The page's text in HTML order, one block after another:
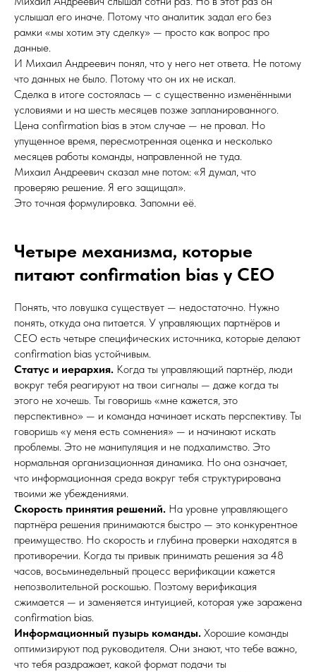
услышал его иначе. Потому что аналитик задал его без
рамки «мы хотим эту сделку» — просто как вопрос про
данные.
И Михаил Андреевич понял, что у него нет ответа. Не потому
что данных не было. Потому что он их не искал.
Сделка в итоге состоялась — с существенно изменёнными
условиями и на шесть месяцев позже запланированного.
Цена confirmation bias в этом случае — не провал. Но
упущенное время, пересмотренная оценка и несколько
месяцев работы команды, направленной не туда.
Михаил Андреевич сказал мне потом: «Я думал, что
проверяю решение. Я его защищал».
Это точная формулировка. Запомни её.
Четыре механизма, которые
питают confirmation bias у CEO
Понять, что ловушка существует — недостаточно. Нужно
понять, откуда она питается. У управляющих партнёров и
CEO есть четыре специфических источника, которые делают
confirmation bias устойчивым.
Статус и иерархия. Когда ты управляющий партнёр, люди
вокруг тебя реагируют на твои сигналы — даже когда ты
этого не хочешь. Ты говоришь «мне кажется, это
перспективно» — и команда начинает искать перспективу. Ты
говоришь «у меня есть сомнения» — и начинают искать
проблемы. Это не манипуляция и не подхалимство. Это
нормальная организационная динамика. Но она означает,
что информационная среда вокруг тебя структурирована
твоими же убеждениями.
Скорость принятия решений. На уровне управляющего
партнёра решения принимаются быстро — это конкурентное
преимущество. Но скорость и глубина проверки находятся в
противоречии. Когда ты привык принимать решения за 48
часов, восьминедельный процесс верификации кажется
непозволительной роскошью. Поэтому верификация
сжимается — и заменяется интуицией, которая уже заражена
confirmation bias.
Информационный пузырь команды. Хорошие команды
оптимизируют под руководителя. Они знают, что тебе важно,
что тебя раздражает, какой формат подачи ты